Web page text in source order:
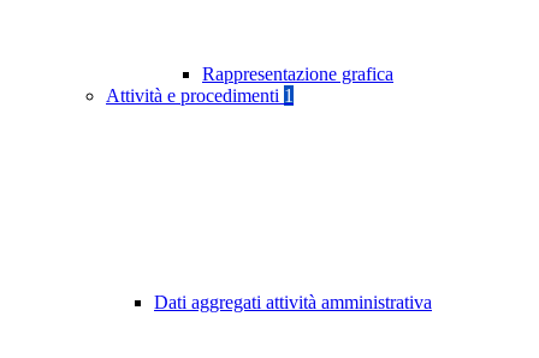
Rappresentazione grafica
Attività e procedimenti 1
Dati aggregati attività amministrativa